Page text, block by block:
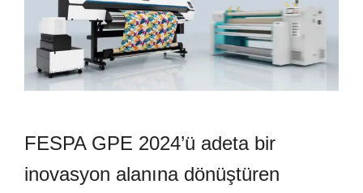
FESPA GPE 2024’ü adeta bir
inovasyon alanına dönüştüren